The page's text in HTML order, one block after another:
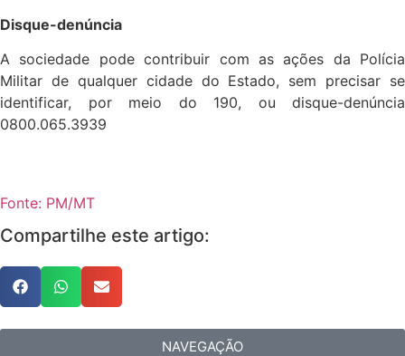
Disque-denúncia
A sociedade pode contribuir com as ações da Polícia
Militar de qualquer cidade do Estado, sem precisar se
identificar, por meio do 190, ou disque-denúncia
0800.065.3939
Fonte: PM/MT
Compartilhe este artigo:
NAVEGAÇÃO